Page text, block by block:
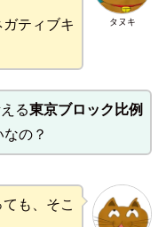
タヌキ
ティブキ
る東京ブロック比例
の？
も、そこ